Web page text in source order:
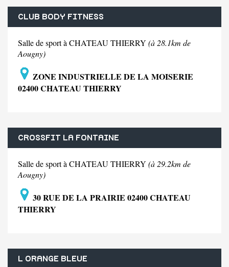
CLUB BODY FITNESS
Salle de sport à CHATEAU THIERRY (à 28.1km de
Aougny)
ZONE INDUSTRIELLE DE LA MOISERIE
02400 CHATEAU THIERRY
CROSSFIT LA FONTAINE
Salle de sport à CHATEAU THIERRY (à 29.2km de
Aougny)
30 RUE DE LA PRAIRIE 02400 CHATEAU
THIERRY
L ORANGE BLEUE